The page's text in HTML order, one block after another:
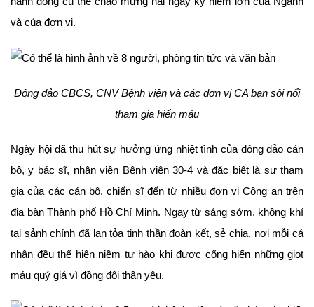
và của đơn vị.
Đông đảo CBCS, CNV Bệnh viện và các đơn vị CA bạn sôi nổi
tham gia hiến máu
Ngày hội đã thu hút sự hưởng ứng nhiệt tình của đông đảo cán
bộ, y bác sĩ, nhân viên Bệnh viện 30-4 và đặc biệt là sự tham
gia của các cán bộ, chiến sĩ đến từ nhiều đơn vị Công an trên
địa bàn Thành phố Hồ Chí Minh. Ngay từ sáng sớm, không khí
tại sảnh chính đã lan tỏa tinh thần đoàn kết, sẻ chia, nơi mỗi cá
nhân đều thể hiện niềm tự hào khi được cống hiến những giọt
máu quý giá vì đồng đội thân yêu.